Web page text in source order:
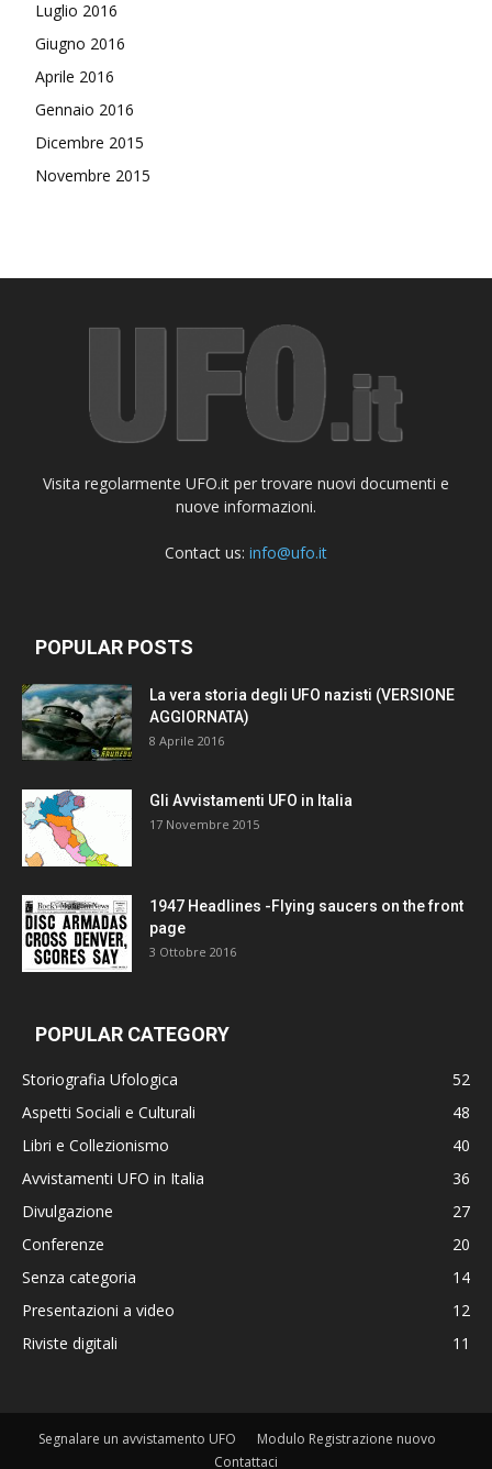
Luglio 2016
Giugno 2016
Aprile 2016
Gennaio 2016
Dicembre 2015
Novembre 2015
Visita regolarmente UFO.it per trovare nuovi documenti e
nuove informazioni.
Contact us: info@ufo.it
POPULAR POSTS
La vera storia degli UFO nazisti (VERSIONE
AGGIORNATA)
8 Aprile 2016
Gli Avvistamenti UFO in Italia
17 Novembre 2015
1947 Headlines -Flying saucers on the front
page
3 Ottobre 2016
POPULAR CATEGORY
Storiografia Ufologica
52
Aspetti Sociali e Culturali
48
Libri e Collezionismo
40
Avvistamenti UFO in Italia
36
Divulgazione
27
Conferenze
20
Senza categoria
14
Presentazioni a video
12
Riviste digitali
11
Segnalare un avvistamento UFO
Modulo Registrazione nuovo
Contattaci